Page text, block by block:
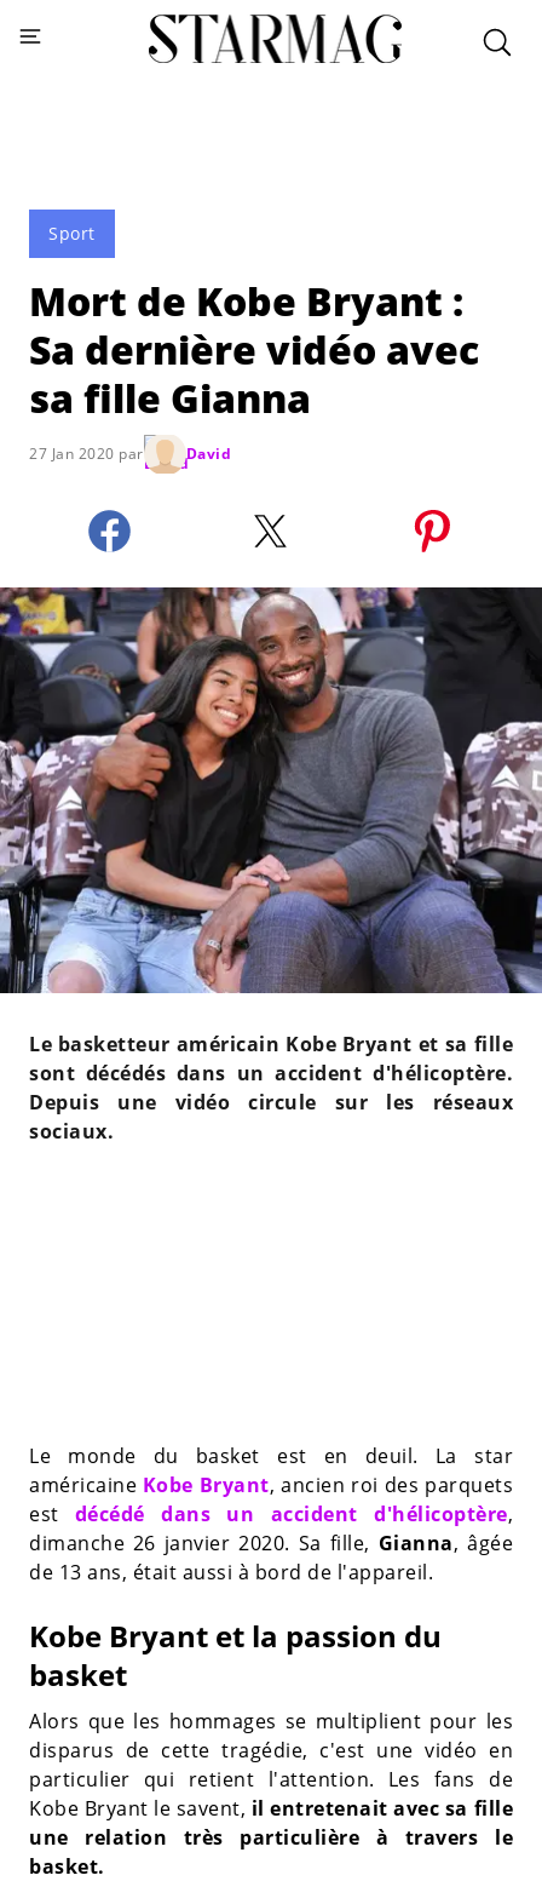
Sport
Mort de Kobe Bryant :
Sa dernière vidéo avec
sa fille Gianna
27 Jan 2020 par David
Le basketteur américain Kobe Bryant et sa fille
sont décédés dans un accident d'hélicoptère.
Depuis une vidéo circule sur les réseaux
sociaux.
Le monde du basket est en deuil. La star
américaine Kobe Bryant, ancien roi des parquets
est décédé dans un accident d'hélicoptère,
dimanche 26 janvier 2020. Sa fille, Gianna, âgée
de 13 ans, était aussi à bord de l'appareil.
Kobe Bryant et la passion du
basket
Alors que les hommages se multiplient pour les
disparus de cette tragédie, c'est une vidéo en
particulier qui retient l'attention. Les fans de
Kobe Bryant le savent, il entretenait avec sa fille
une relation très particulière à travers le
basket.